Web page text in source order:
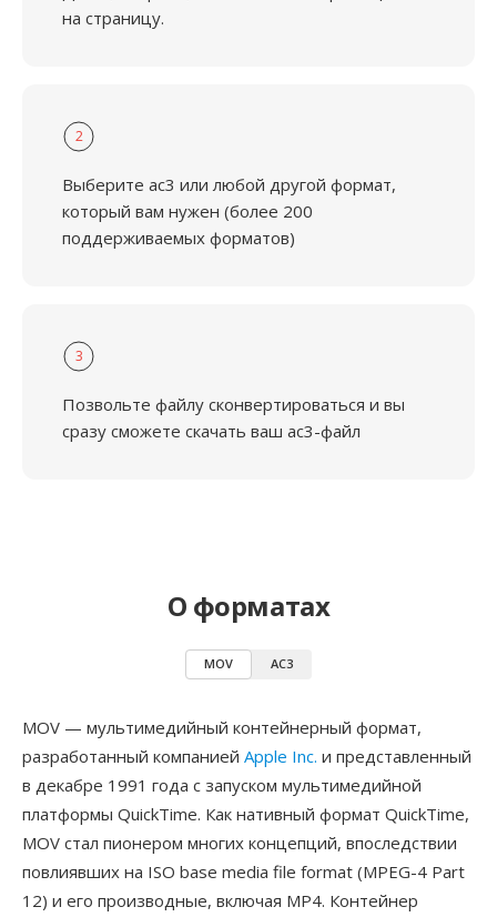
на страницу.
2
Выберите ac3 или любой другой формат,
который вам нужен (более 200
поддерживаемых форматов)
3
Позвольте файлу сконвертироваться и вы
сразу сможете скачать ваш ac3-файл
О форматах
MOV AC3
MOV — мультимедийный контейнерный формат,
разработанный компанией Apple Inc. и представленный
в декабре 1991 года с запуском мультимедийной
платформы QuickTime. Как нативный формат QuickTime,
MOV стал пионером многих концепций, впоследствии
повлиявших на ISO base media file format (MPEG-4 Part
12) и его производные, включая MP4. Контейнер